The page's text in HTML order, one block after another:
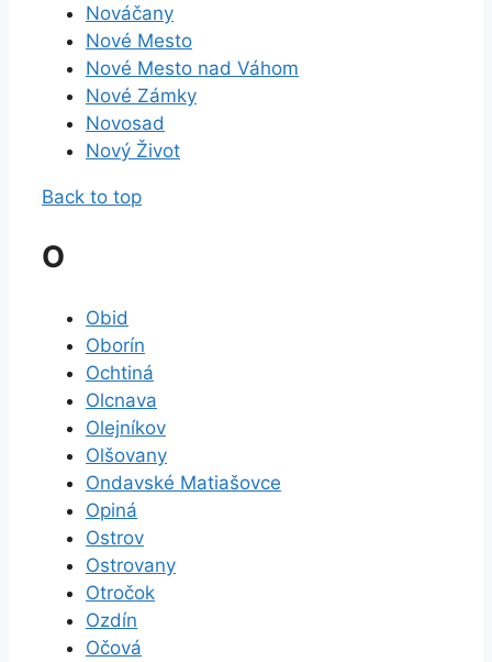
Nováčany
Nové Mesto
Nové Mesto nad Váhom
Nové Zámky
Novosad
Nový Život
Back to top
O
Obid
Oborín
Ochtiná
Olcnava
Olejníkov
Olšovany
Ondavské Matiašovce
Opiná
Ostrov
Ostrovany
Otročok
Ozdín
Očová